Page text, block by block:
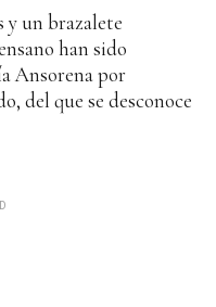
y un brazalete
han sido
Ansorena por
del que se desconoce